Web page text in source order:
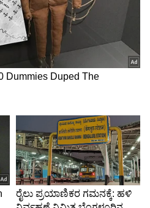
ಮತ್ತು ಬಾಣಂತಿಯರನ್ನು
ಅನಿಷ್ಠ ಪದ್ಧತಿಯಿಂದ
ಈ ಪ್ರಕರಣದಲ್ಲಿ
ಅಲ್ಲದೆ ನಾವೆಲ್ಲರೂ
ಪ್ರಕಾರ ಸಮಾಜದಲ್ಲಿ ಒಳ್ಳೆಯ